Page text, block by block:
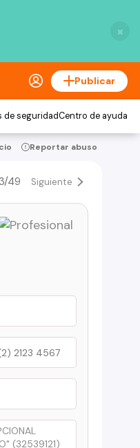
×
Publicar
de seguridadCentro de ayuda
Reportar abuso
3/49 Siguiente